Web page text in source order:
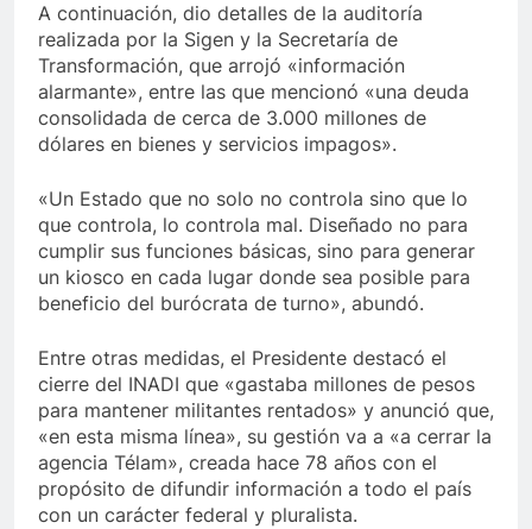
A continuación, dio detalles de la auditoría
realizada por la Sigen y la Secretaría de
Transformación, que arrojó «información
alarmante», entre las que mencionó «una deuda
consolidada de cerca de 3.000 millones de
dólares en bienes y servicios impagos».
«Un Estado que no solo no controla sino que lo
que controla, lo controla mal. Diseñado no para
cumplir sus funciones básicas, sino para generar
un kiosco en cada lugar donde sea posible para
beneficio del burócrata de turno», abundó.
Entre otras medidas, el Presidente destacó el
cierre del INADI que «gastaba millones de pesos
para mantener militantes rentados» y anunció que,
«en esta misma línea», su gestión va a «a cerrar la
agencia Télam», creada hace 78 años con el
propósito de difundir información a todo el país
con un carácter federal y pluralista.